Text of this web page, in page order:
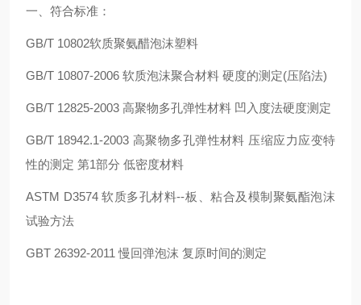
一、符合标准：
GB/T 10802软质聚氨醋泡沫塑料
GB/T 10807-2006 软质泡沫聚合材料 硬度的测定(压陷法)
GB/T 12825-2003 高聚物多孔弹性材料 凹入度法硬度测定
GB/T 18942.1-2003 高聚物多孔弹性材料 压缩应力应变特
性的测定 第1部分 低密度材料
ASTM D3574 软质多孔材料--板、粘合及模制聚氨酯泡沫
试验方法
GBT 26392-2011 慢回弹泡沫 复原时间的测定